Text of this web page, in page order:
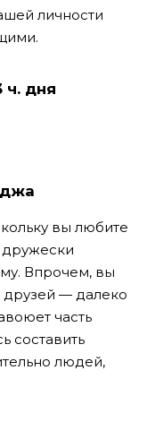
личности
ч. дня
вы любите
Впрочем, вы
— далеко
часть
составить
людей,